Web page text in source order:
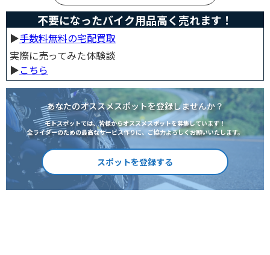
不要になったバイク用品高く売れます！
▶︎手数料無料の宅配買取
実際に売ってみた体験談
▶︎こちら
あなたのオススメスポットを登録しませんか？
モトスポットでは、皆様からオススメスポットを募集しています！
全ライダーのための最高なサービス作りに、ご協力よろしくお願いいたします。
スポットを登録する